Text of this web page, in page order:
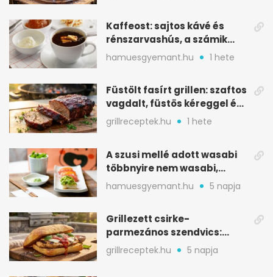
Kaffeost: sajtos kávé és
rénszarvashús, a számik
melegítő itala
hamuesgyemant.hu 1 hete
Füstölt fasírt grillen: szaftos
vagdalt, füstös kéreggel és
BBQ mázzal
grillreceptek.hu 1 hete
A szusi mellé adott wasabi
többnyire nem wasabi,
hanem fűszerkeverék
hamuesgyemant.hu 5 napja
Grillezett csirke-
parmezános szendvics:
ropogós csirke, olvadó sajt
grillreceptek.hu 5 napja